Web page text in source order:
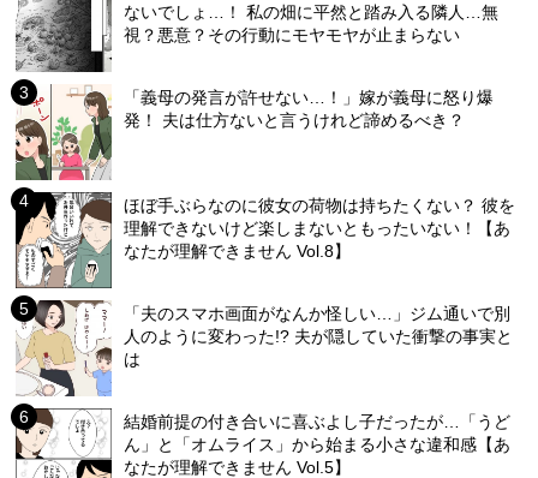
ないでしょ…！ 私の畑に平然と踏み入る隣人…無
視？悪意？その行動にモヤモヤが止まらない
「義母の発言が許せない…！」嫁が義母に怒り爆
発！ 夫は仕方ないと言うけれど諦めるべき？
ほぼ手ぶらなのに彼女の荷物は持ちたくない？ 彼を
理解できないけど楽しまないともったいない！【あ
なたが理解できません Vol.8】
「夫のスマホ画面がなんか怪しい…」ジム通いで別
人のように変わった!? 夫が隠していた衝撃の事実と
は
結婚前提の付き合いに喜ぶよし子だったが…「うど
ん」と「オムライス」から始まる小さな違和感【あ
なたが理解できません Vol.5】